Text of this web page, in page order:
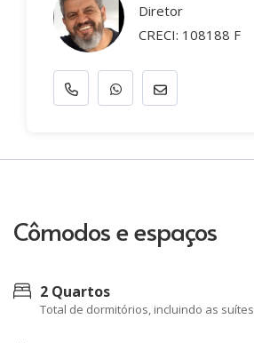
Diretor
CRECI: 108188 F
Cômodos e espaços
2 Quartos
Total de dormitórios, incluindo as suítes